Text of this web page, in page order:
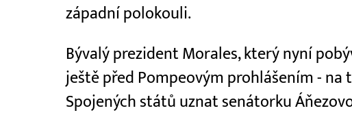
západní polokouli.
Bývalý prezident Morales, který nyní
ještě před Pompeovým prohlášením -
Spojených států uznat senátorku